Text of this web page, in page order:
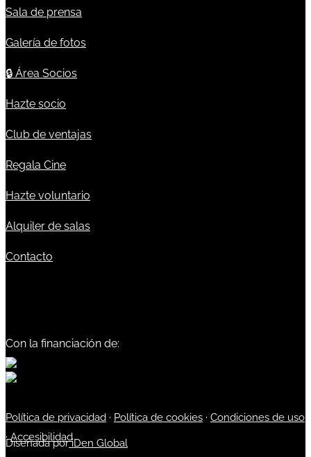
Sala de prensa
Galería de fotos
🔒 Área Socios
Hazte socio
Club de ventajas
Regala Cine
Hazte voluntario
Alquiler de salas
Contacto
Con la financiación de:
Política de privacidad · Política de cookies · Condiciones de uso
·Accesibilidad
Diseñada poriDen Global